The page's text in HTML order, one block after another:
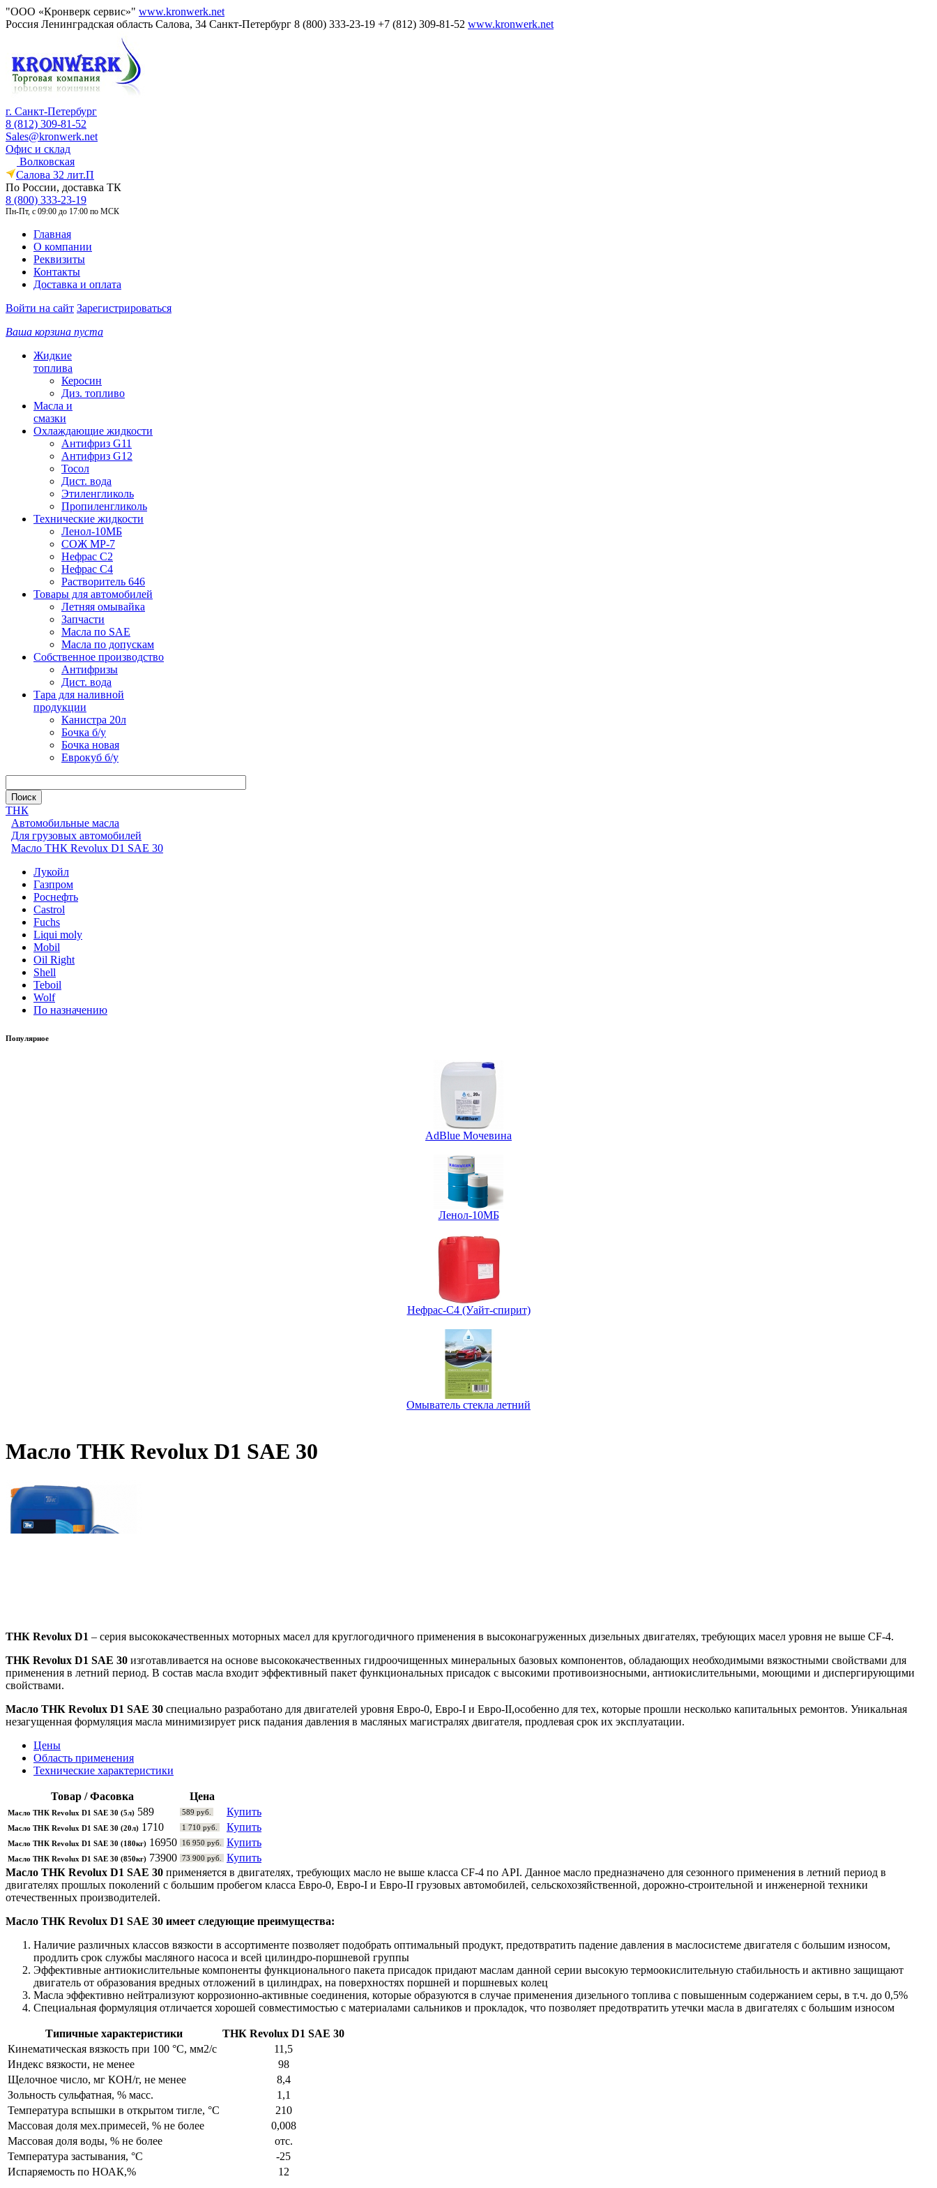
"ООО «Кронверк сервис»" www.kronwerk.net
Россия Ленинградская область Салова, 34 Санкт-Петербург 8 (800) 333-23-19 +7 (812) 309-81-52 www.kronwerk.net
г. Санкт-Петербург
8 (812) 309-81-52
Sales@kronwerk.net
Офис и склад
Волковская
Салова 32 лит.П
По России, доставка ТК
8 (800) 333-23-19
Пн-Пт, с 09:00 до 17:00 по МСК
Главная
О компании
Реквизиты
Контакты
Доставка и оплата
Войти на сайт Зарегистрироваться
Ваша корзина пуста
Жидкие
топлива
Керосин
Диз. топливо
Масла и
смазки
Охлаждающие жидкости
Антифриз G11
Антифриз G12
Тосол
Дист. вода
Этиленгликоль
Пропиленгликоль
Технические жидкости
Ленол-10МБ
СОЖ МР-7
Нефрас С2
Нефрас С4
Растворитель 646
Товары для автомобилей
Летняя омывайка
Запчасти
Масла по SAE
Масла по допускам
Собственное производство
Антифризы
Дист. вода
Тара для наливной
продукции
Канистра 20л
Бочка б/у
Бочка новая
Еврокуб б/у
ТНК
Автомобильные масла
Для грузовых автомобилей
Масло ТНК Revolux D1 SAE 30
Лукойл
Газпром
Роснефть
Castrol
Fuchs
Liqui moly
Mobil
Oil Right
Shell
Teboil
Wolf
По назначению
Популярное
AdBlue Мочевина
Ленол-10МБ
Нефрас-С4 (Уайт-спирит)
Омыватель стекла летний
Масло ТНК Revolux D1 SAE 30
ТНК Revolux D1 – серия высококачественных моторных масел для круглогодичного применения в высоконагруженных дизельных двигателях, требующих масел уровня не выше CF-4.
ТНК Revolux D1 SAE 30 изготавливается на основе высококачественных гидроочищенных минеральных базовых компонентов, обладающих необходимыми вязкостными свойствами для
применения в летний период. В состав масла входит эффективный пакет функциональных присадок с высокими противоизносными, антиокислительными, моющими и диспергирующими
свойствами.
Масло ТНК Revolux D1 SAE 30 специально разработано для двигателей уровня Евро-0, Евро-I и Евро-II,особенно для тех, которые прошли несколько капитальных ремонтов. Уникальная
незагущенная формуляция масла минимизирует риск падания давления в масляных магистралях двигателя, продлевая срок их эксплуатации.
Цены
Область применения
Технические характеристики
Товар / Фасовка Цена
Масло ТНК Revolux D1 SAE 30 (5л) 589 589 руб. Купить
Масло ТНК Revolux D1 SAE 30 (20л) 1710 1 710 руб. Купить
Масло ТНК Revolux D1 SAE 30 (180кг) 16950 16 950 руб. Купить
Масло ТНК Revolux D1 SAE 30 (850кг) 73900 73 900 руб.
Купить
Масло ТНК Revolux D1 SAE 30 применяется в двигателях, требующих масло не выше класса CF-4 по API. Данное масло предназначено для сезонного применения в летний период в
двигателях прошлых поколений с большим пробегом класса Евро-0, Евро-I и Евро-II грузовых автомобилей, сельскохозяйственной, дорожно-строительной и инженерной техники
отечественных производителей.
Масло ТНК Revolux D1 SAE 30 имеет следующие преимущества:
Наличие различных классов вязкости в ассортименте позволяет подобрать оптимальный продукт, предотвратить падение давления в маслосистеме двигателя с большим износом,
продлить срок службы масляного насоса и всей цилиндро-поршневой группы
Эффективные антиокислительные компоненты функционального пакета присадок придают маслам данной серии высокую термоокислительную стабильность и активно защищают
двигатель от образования вредных отложений в цилиндрах, на поверхностях поршней и поршневых колец
Масла эффективно нейтрализуют коррозионно-активные соединения, которые образуются в случае применения дизельного топлива с повышенным содержанием серы, в т.ч. до 0,5%
Специальная формуляция отличается хорошей совместимостью с материалами сальников и прокладок, что позволяет предотвратить утечки масла в двигателях с большим износом
Типичные характеристики
ТНК Revolux D1 SAE 30
Кинематическая вязкость при 100 °С, мм2/с
11,5
Индекс вязкости, не менее
98
Щелочное число, мг КОН/г, не менее
8,4
Зольность сульфатная, % масс.
1,1
Температура вспышки в открытом тигле, °С
210
Массовая доля мех.примесей, % не более
0,008
Массовая доля воды, % не более
отс.
Температура застывания, °С
-25
Испаряемость по НОАК,%
12